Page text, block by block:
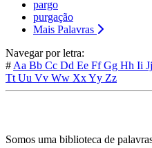
pargo
purgação
Mais Palavras
Navegar por letra:
# Aa Bb Cc Dd Ee FfGg Hh Ii Jj
Tt Uu Vv Ww XxYy Zz
Somos uma biblioteca de